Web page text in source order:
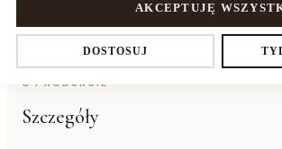
14 dni
O PRODUKCIE
Szczegóły
DOSTOSUJ
AKCEPTUJĘ
Ustawienia prywatności
Decydujesz, które dane zbieramy. Niezbędne pliki